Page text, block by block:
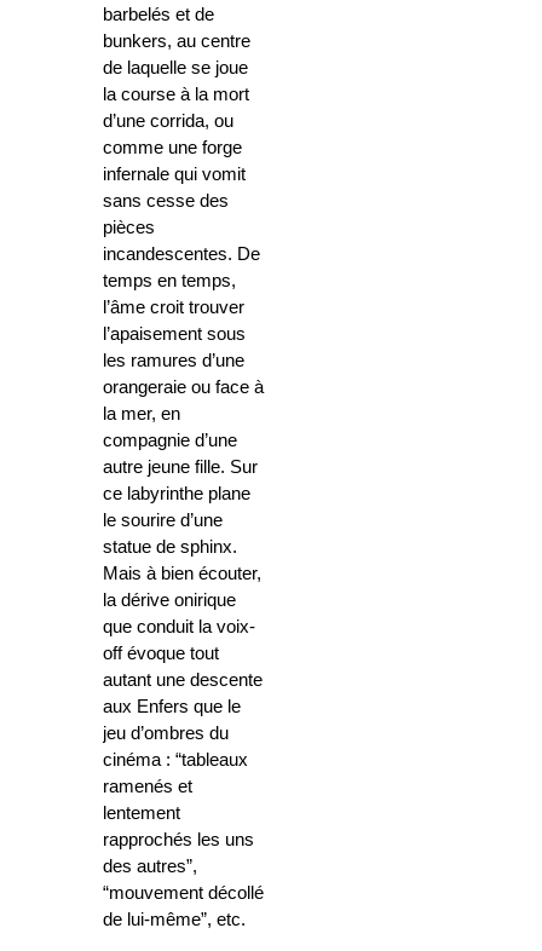
barbelés et de
bunkers, au centre
de laquelle se joue
la course à la mort
d’une corrida, ou
comme une forge
infernale qui vomit
sans cesse des
pièces
incandescentes. De
temps en temps,
l’âme croit trouver
l’apaisement sous
les ramures d’une
orangeraie ou face à
la mer, en
compagnie d’une
autre jeune fille. Sur
ce labyrinthe plane
le sourire d’une
statue de sphinx.
Mais à bien écouter,
la dérive onirique
que conduit la voix-
off évoque tout
autant une descente
aux Enfers que le
jeu d’ombres du
cinéma : “tableaux
ramenés et
lentement
rapprochés les uns
des autres”,
“mouvement décollé
de lui-même”, etc.